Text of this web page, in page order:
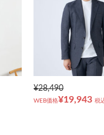
¥28,490
WEB価格¥19,943 税